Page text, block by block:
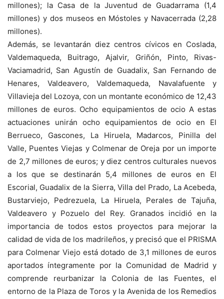
millones); la Casa de la Juventud de Guadarrama (1,4
millones) y dos museos en Móstoles y Navacerrada (2,28
millones).
Además, se levantarán diez centros cívicos en Coslada,
Valdemaqueda, Buitrago, Ajalvir, Griñón, Pinto, Rivas-
Vaciamadrid, San Agustín de Guadalix, San Fernando de
Henares, Valdeavero, Valdemaqueda, Navalafuente y
Villavieja del Lozoya, con un montante económico de 12,43
millones de euros. Ocho equipamientos de ocio A estas
actuaciones unirán ocho equipamientos de ocio en El
Berrueco, Gascones, La Hiruela, Madarcos, Pinilla del
Valle, Puentes Viejas y Colmenar de Oreja por un importe
de 2,7 millones de euros; y diez centros culturales nuevos
a los que se destinarán 5,4 millones de euros en El
Escorial, Guadalix de la Sierra, Villa del Prado, La Acebeda,
Bustarviejo, Pedrezuela, La Hiruela, Perales de Tajuña,
Valdeavero y Pozuelo del Rey. Granados incidió en la
importancia de todos estos proyectos para mejorar la
calidad de vida de los madrileños, y precisó que el PRISMA
para Colmenar Viejo está dotado de 3,1 millones de euros
aportados íntegramente por la Comunidad de Madrid y
comprende reurbanizar la Colonia de las Fuentes, el
entorno de la Plaza de Toros y la Avenida de los Remedios